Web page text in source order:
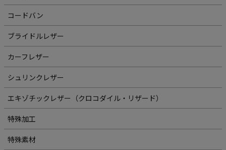
コードバン
ブライドルレザー
カーフレザー
シュリンクレザー
エキゾチックレザー（クロコダイル・リザード）
特殊加工
特殊素材